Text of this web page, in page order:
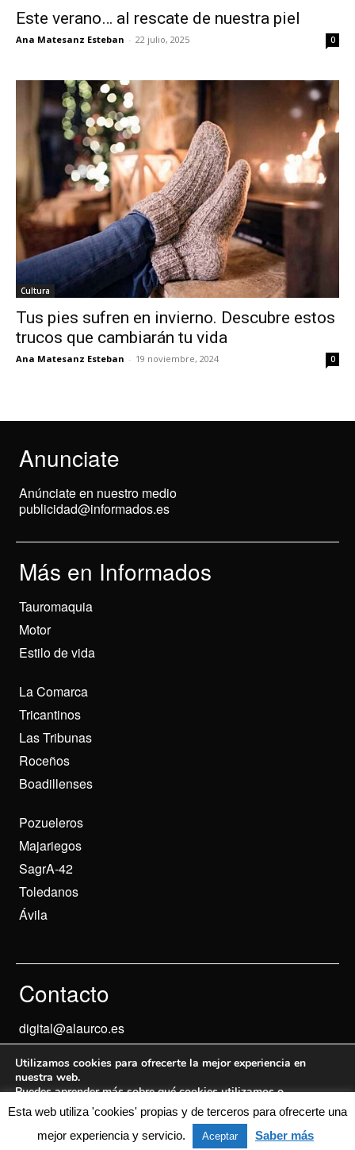
Este verano… al rescate de nuestra piel
Ana Matesanz Esteban - 22 julio, 2025 0
Cultura
Tus pies sufren en invierno. Descubre estos
trucos que cambiarán tu vida
Ana Matesanz Esteban - 19 noviembre, 2024 0
Anunciate
Anúnciate en nuestro medio
publicidad@informados.es
Más en Informados
Tauromaquia
Motor
Estilo de vida
La Comarca
Tricantinos
Las Tribunas
Roceños
Boadillenses
Pozueleros
Majariegos
SagrA-42
Toledanos
Ávila
Contacto
digital@alaurco.es
© 2024 Informados Aviso Legal
Esta web utiliza 'cookies' propias y de terceros para ofrecerte una
mejor experiencia y servicio.
Aceptar Saber más
Utilizamos cookies para ofrecerte la mejor experiencia en
nuestra web.
Puedes aprender más sobre qué cookies utilizamos o
desactivarlas en losajustes.
Aceptar